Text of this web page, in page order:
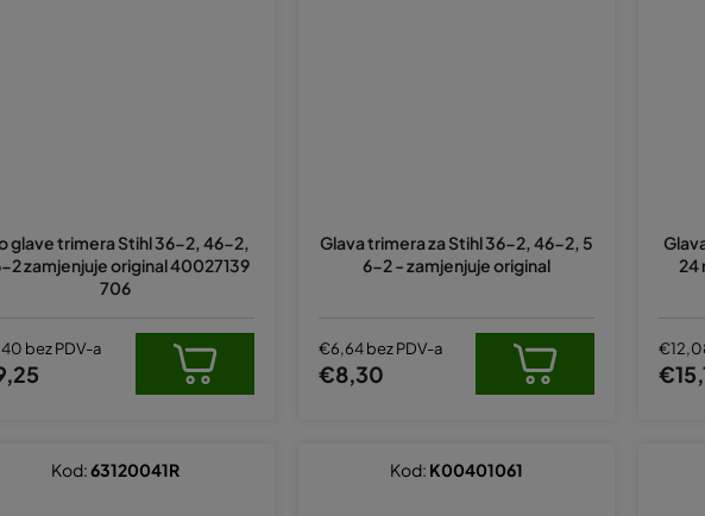
glave trimera Stihl 36-2, 46-2,
2 zamjenjuje original 40027139
706
bez PDV-a
Glava trimera za Stihl 36-2, 46-2, 5
6-2 - zamjenjuje original
€6,64 bez PDV-a
€8,30
24
Kod:63120041R Kod: K00401061